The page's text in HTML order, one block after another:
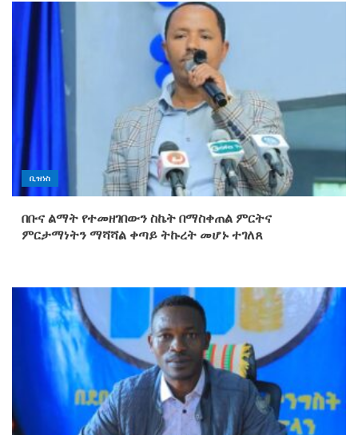
ቢዝነስ
በቡና ልማት የተመዘገበውን ስኬት በማስቀጠል ምርትና
ምርታማነትን ማሻሻል ቀጣይ ትኩረት መሆኑ ተገለጸ